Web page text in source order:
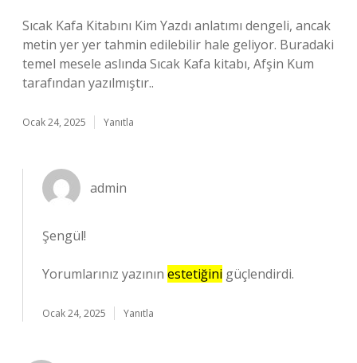
Sıcak Kafa Kitabını Kim Yazdı anlatımı dengeli, ancak
metin yer yer tahmin edilebilir hale geliyor. Buradaki
temel mesele aslında Sıcak Kafa kitabı, Afşin Kum
tarafından yazılmıştır..
Ocak 24, 2025 Yanıtla
admin
Şengül!
Yorumlarınız yazının estetiğini güçlendirdi.
Ocak 24, 2025 Yanıtla